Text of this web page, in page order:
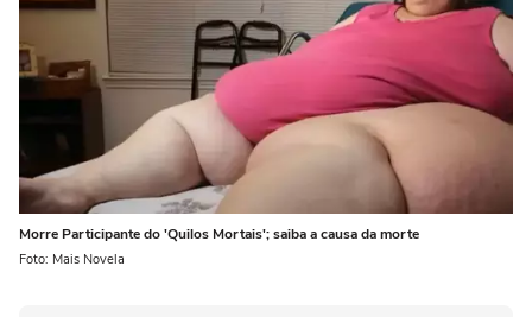
Morre Participante do 'Quilos Mortais'; saiba a causa da morte
Foto: Mais Novela